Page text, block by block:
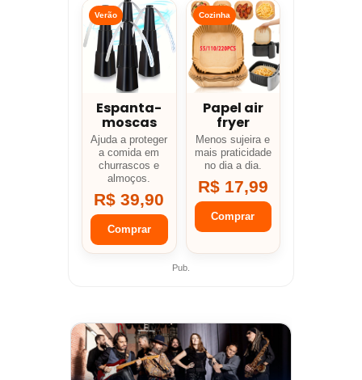
Verão
Espanta-
moscas
Ajuda a proteger
a comida em
churrascos e
almoços.
R$ 39,90
Comprar
Cozinha
Papel air
fryer
Menos sujeira e
mais praticidade
no dia a dia.
R$ 17,99
Comprar
Pub.